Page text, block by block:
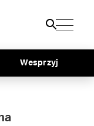
Wesprzyj